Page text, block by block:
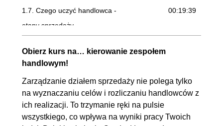
1.7. Czego uczyć handlowca -
etapy sprzedaży
00:19:39
2.1. Zaplanuj coaching dla
siebie
2.2. Rozwój poprzez pozytywne
wzmocnienie
00:07:43
2.3. Informacja zwrotna - jak 00:09:37
Obierz kurs na… kierowanie zespołem
handlowym!
Zarządzanie działem sprzedaży nie polega tylko
na wyznaczaniu celów i rozliczaniu handlowców z
ich realizacji. To trzymanie ręki na pulsie
wszystkiego, co wpływa na wyniki pracy Twoich